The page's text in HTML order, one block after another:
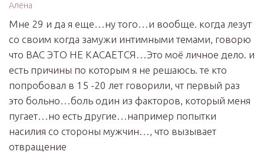
Алёна
Мне 29 и да я еще…ну того…и вообще. когда лезут
со своим когда замужи интимными темами, говорю
что ВАС ЭТО НЕ КАСАЕТСЯ…Это моё личное дело. и
есть причины по которым я не решаюсь. те кто
попробовал в 15 -20 лет говорили, чт первый раз
это больно…боль один из факторов, который меня
пугает…но есть другие…например попытки
насилия со стороны мужчин…, что вызывает
отвращение